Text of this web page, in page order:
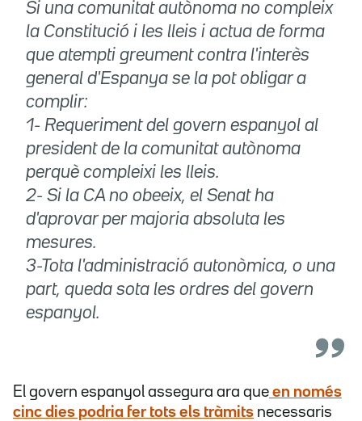
Si una comunitat autònoma no compleix
la Constitució i les lleis i actua de forma
que atempti greument contra l'interès
general d'Espanya se la pot obligar a
complir:
1- Requeriment del govern espanyol al
president de la comunitat autònoma
perquè compleixi les lleis.
2- Si la CA no obeeix, el Senat ha
d'aprovar per majoria absoluta les
mesures.
3-Tota l'administració autonòmica, o una
part, queda sota les ordres del govern
espanyol.
El govern espanyol assegura ara que en només
cinc dies podria fer tots els tràmits necessaris